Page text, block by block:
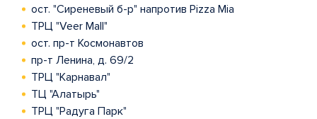
ост. "Сиреневый б-р" напротив Pizza Mia
ТРЦ "Veer Mall"
ост. пр-т Космонавтов
пр-т Ленина, д. 69/2
ТРЦ "Карнавал"
ТЦ "Алатырь"
ТРЦ "Радуга Парк"